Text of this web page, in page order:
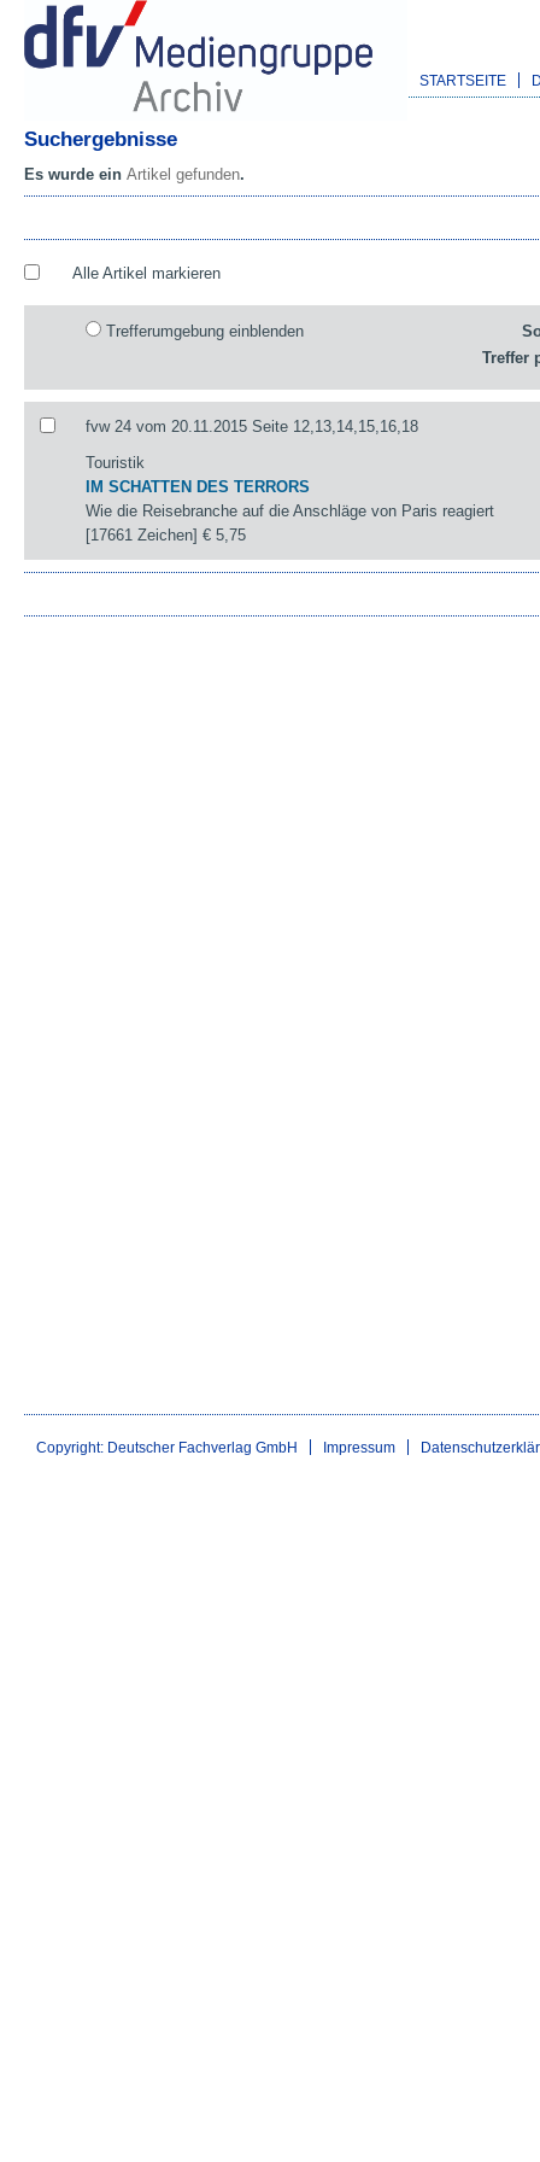
STARTSEITE
Suchergebnisse
Es wurde ein Artikel gefunden.
Alle Artikel markieren
Trefferumgebung einblenden
Treffer
fvw 24 vom 20.11.2015 Seite 12,13,14,15,16,18
Touristik
IM SCHATTEN DES TERRORS
Wie die Reisebranche auf die Anschläge von Paris reagiert
[17661 Zeichen]€ 5,75
Copyright: Deutscher Fachverlag GmbH Impressum